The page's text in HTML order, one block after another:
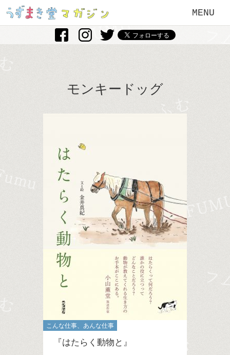
MENU
モンキードッグ
こんな仕事、あんな仕事
『はたらく動物と』